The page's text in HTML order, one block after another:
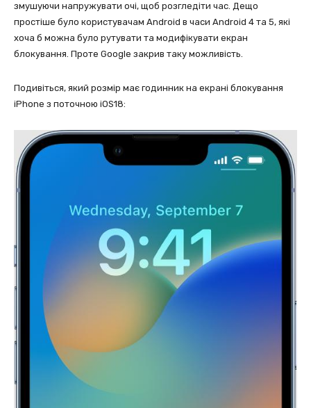
змушуючи напружувати очі, щоб розгледіти час. Дещо
простіше було користувачам Android в часи Android 4 та 5, які
хоча б можна було рутувати та модифікувати екран
блокування. Проте Google закрив таку можливість.
Подивіться, який розмір має годинник на екрані блокування
iPhone з поточною iOS18: